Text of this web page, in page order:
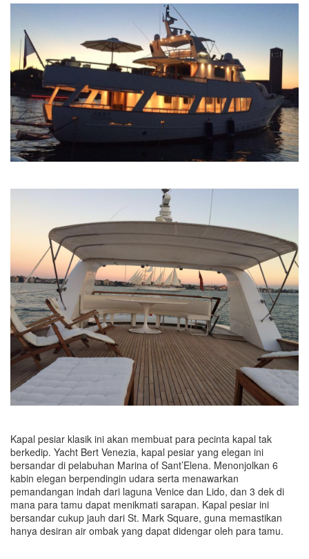
Kapal pesiar klasik ini akan membuat para pecinta kapal tak
berkedip. Yacht Bert Venezia, kapal pesiar yang elegan ini
bersandar di pelabuhan Marina of Sant’Elena. Menonjolkan 6
kabin elegan berpendingin udara serta menawarkan
pemandangan indah dari laguna Venice dan Lido, dan 3 dek di
mana para tamu dapat menikmati sarapan. Kapal pesiar ini
bersandar cukup jauh dari St. Mark Square, guna memastikan
hanya desiran air ombak yang dapat didengar oleh para tamu.